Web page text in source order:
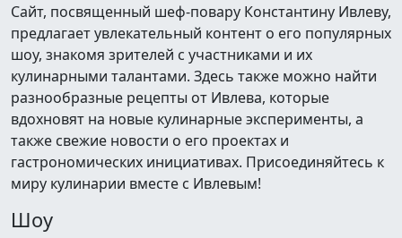
Сайт, посвященный шеф-повару Константину Ивлеву,
предлагает увлекательный контент о его популярных
шоу, знакомя зрителей с участниками и их
кулинарными талантами. Здесь также можно найти
разнообразные рецепты от Ивлева, которые
вдохновят на новые кулинарные эксперименты, а
также свежие новости о его проектах и
гастрономических инициативах. Присоединяйтесь к
миру кулинарии вместе с Ивлевым!
Шоу